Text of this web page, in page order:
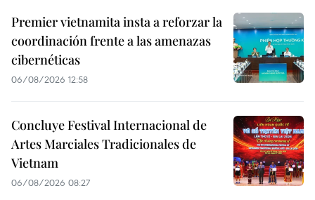
Premier vietnamita insta a reforzar la
coordinación frente a las amenazas
cibernéticas
06/08/2026 12:58
Concluye Festival Internacional de
Artes Marciales Tradicionales de
Vietnam
06/08/2026 08:27